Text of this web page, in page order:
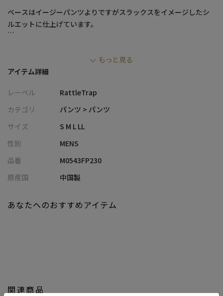
ベースはイージーパンツよりですがスラックスをイメージしたシ
ルエットに仕上げています。
使用している為モチっとした肉感のある生地です。
表面はジャガード織のような生地感、裏面はジャージー素材にな
見方によってはジャージー系またはスラックスとしても見える多
リラックス感をプラスし程よいゆとりのあるｻｲｽﾞ感です。
ウエスト幅に比べ渡り幅から裾幅にかけてすっきりとしたシルエ
ットです。
ん、
もっと見る
アイテム詳細
レーベル
RattleTrap
カテゴリ
パンツ > パンツ
サイズ
S M L LL
性別
MENS
品番
M0543FP230
原産国
中国製
関連商品
あなたへのおすすめアイテム